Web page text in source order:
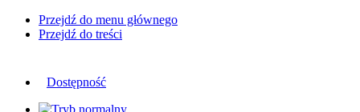
Przejdź do menu głównego
Przejdź do treści
Dostępność